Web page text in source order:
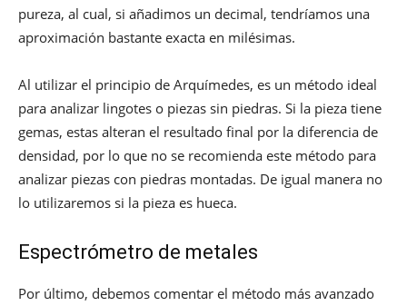
pureza, al cual, si añadimos un decimal, tendríamos una
aproximación bastante exacta en milésimas.
Al utilizar el principio de Arquímedes, es un método ideal
para analizar lingotes o piezas sin piedras. Si la pieza tiene
gemas, estas alteran el resultado final por la diferencia de
densidad, por lo que no se recomienda este método para
analizar piezas con piedras montadas. De igual manera no
lo utilizaremos si la pieza es hueca.
Espectrómetro de metales
Por último, debemos comentar el método más avanzado